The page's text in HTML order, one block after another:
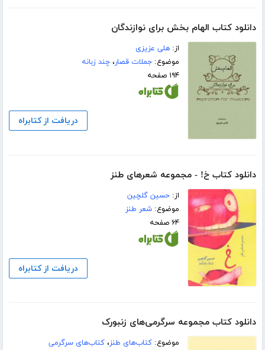
دانلود کتاب الهام بخش برای نوازندگان
از:هلی عزیزی
موضوع:جملات قصار،چند زبانه
۱۹۴ صفحه
دریافت از کتابراه
دانلود کتاب خ! - مجموعه شعرهای طنز
از:حسین گلچین
موضوع:شعر طنز
۶۴ صفحه
دریافت از کتابراه
دانلود کتاب مجموعه سرگرمی‌های زنبورک
موضوع:کتاب‌های طنز،کتاب‌های سرگرمی